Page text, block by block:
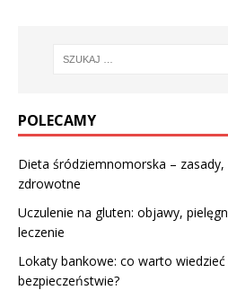
POLECAMY
Dieta śródziemnomorska –
zdrowotne
Uczulenie na gluten: objawy,
leczenie
Lokaty bankowe: co warto
bezpieczeństwie?